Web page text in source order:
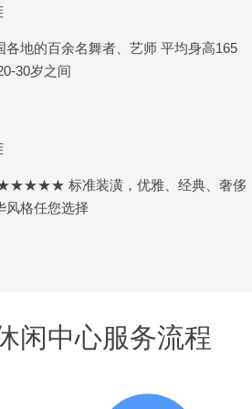
各地的百余名舞者、艺师 平均身高165
30岁之间
标准装潢，优雅、经典、奢侈
风格任您选择
闲中心服务流程